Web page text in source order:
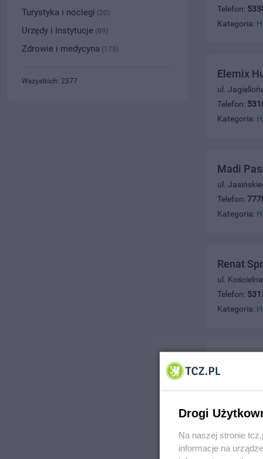
Telefon:
Kategoria:
Elemix
ul.
Telefon:
Kategoria:
Madi
ul.
Telefon:
Kategoria:
Renat
ul.
Telefon:
Kategoria:
ul. Żwirki 34,
Turystyka i noclegi (20)
Urzędy i Instytucje (89)
Zdrowie i medycyna (175)
Wszystkich: 2377
Drogi
Na naszej stronie
informacje na